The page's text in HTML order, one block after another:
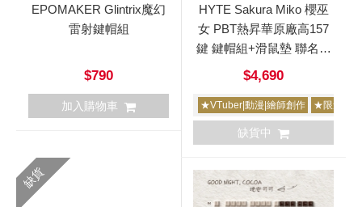
EPOMAKER Glintrix魔幻
雷射鍵帽組
$790
加入購物車
HYTE Sakura Miko 櫻巫
女 PBT熱昇華原廠高157
鍵 鍵帽組+滑鼠墊 聯名限
量版 hololive
$4,690
★VTuber|動漫|繪師創作 ★限量
缺貨中
缺貨